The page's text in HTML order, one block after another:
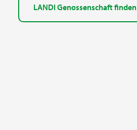
LANDI Genossenschaft finden